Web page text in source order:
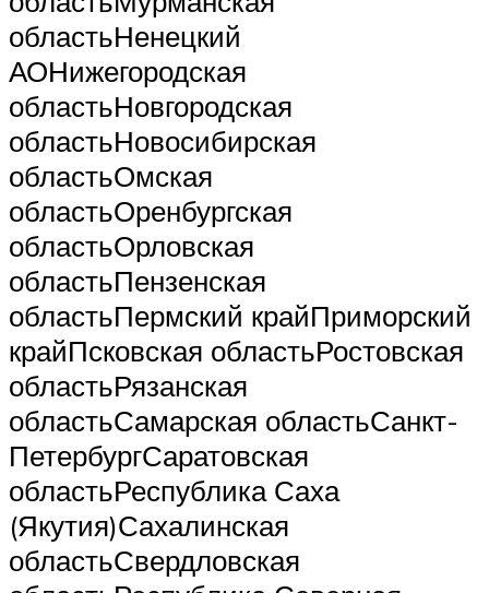
областьНенецкий
АОНижегородская
областьНовгородская
областьНовосибирская
областьОмская
областьОренбургская
областьОрловская
областьПензенская
областьПермский крайПриморский
крайПсковская областьРостовская
областьРязанская
областьСамарская областьСанкт-
ПетербургСаратовская
областьРеспублика Саха
(Якутия)Сахалинская
областьСвердловская